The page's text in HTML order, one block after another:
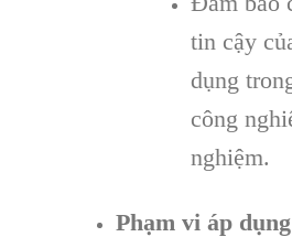
tin cậy
dụng
công
nghiệm.
Phạm vi áp